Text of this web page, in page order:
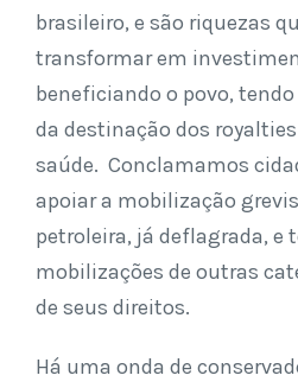
brasileiro, e são riquezas
transformar em
beneficiando o povo,
da destinação dos
saúde. Conclamamos
apoiar a mobilização
petroleira, já deflagrada, e
mobilizações de outras
de seus direitos.
Há uma onda de